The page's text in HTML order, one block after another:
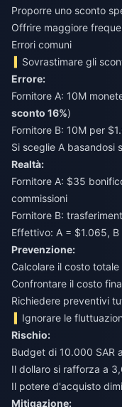
Proporre uno sconto
Offrire maggiore
Errori comuni
Sovrastimare gli
Errore:
Fornitore A: 10M
sconto 16%)
Fornitore B: 10M per
Si sceglie A basandosi
Realtà:
Fornitore A: $35
commissioni
Fornitore B:
Effettivo: A = $1.065,
Prevenzione:
Calcolare il costo
Confrontare il costo
Richiedere preventivi
Ignorare le
Rischio:
Budget di 10.000 SAR
Il dollaro si rafforza a
Il potere d'acquisto
Mitigazione: